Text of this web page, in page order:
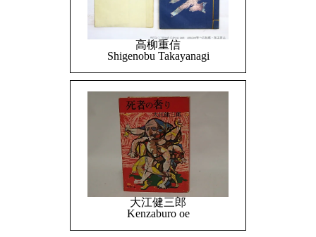
高柳重信
Shigenobu Takayanagi
大江健三郎
Kenzaburo oe